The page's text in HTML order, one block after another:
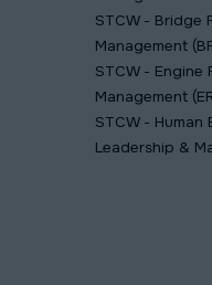
STCW - Bridge
Management
STCW - Engine
Management
STCW - Human
Leadership &